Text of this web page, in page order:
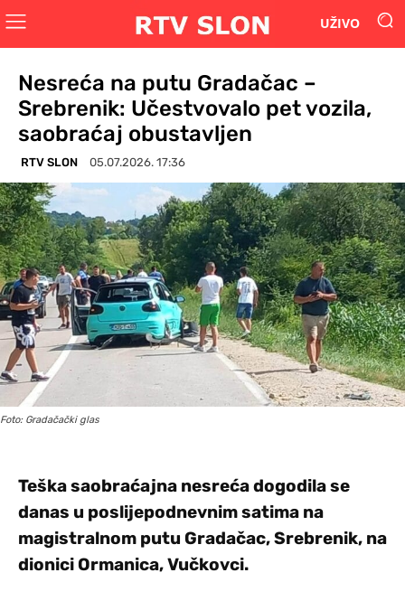
UŽIVO
Nesreća na putu Gradačac –
Srebrenik: Učestvovalo pet vozila,
saobraćaj obustavljen
RTV SLON 05.07.2026. 17:36
Foto: Gradačački glas
Teška saobraćajna nesreća dogodila se
danas u poslijepodnevnim satima na
magistralnom putu Gradačac, Srebrenik, na
dionici Ormanica, Vučkovci.